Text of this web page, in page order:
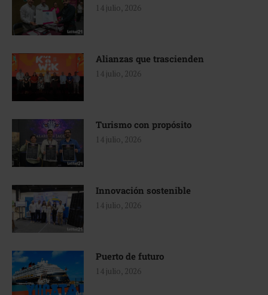
14 julio, 2026
Alianzas que trascienden
14 julio, 2026
Turismo con propósito
14 julio, 2026
Innovación sostenible
14 julio, 2026
Puerto de futuro
14 julio, 2026